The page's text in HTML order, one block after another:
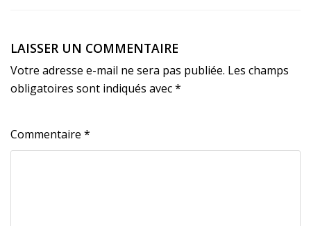
LAISSER UN COMMENTAIRE
Votre adresse e-mail ne sera pas publiée. Les champs
obligatoires sont indiqués avec*
Commentaire *